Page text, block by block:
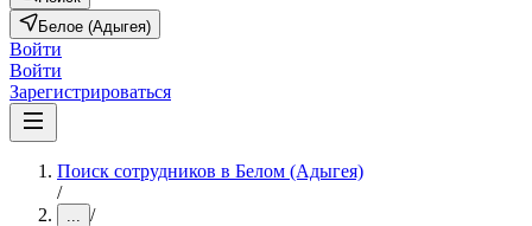
Белое (Адыгея)
Войти
Войти
Зарегистрироваться
Поиск сотрудников в Белом (Адыгея)
/
... /